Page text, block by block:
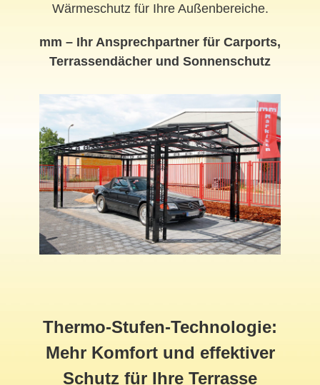
Wärmeschutz für Ihre Außenbereiche.
mm – Ihr Ansprechpartner für Carports,
Terrassendächer und Sonnenschutz
Thermo-Stufen-Technologie:
Mehr Komfort und effektiver
Schutz für Ihre Terrasse